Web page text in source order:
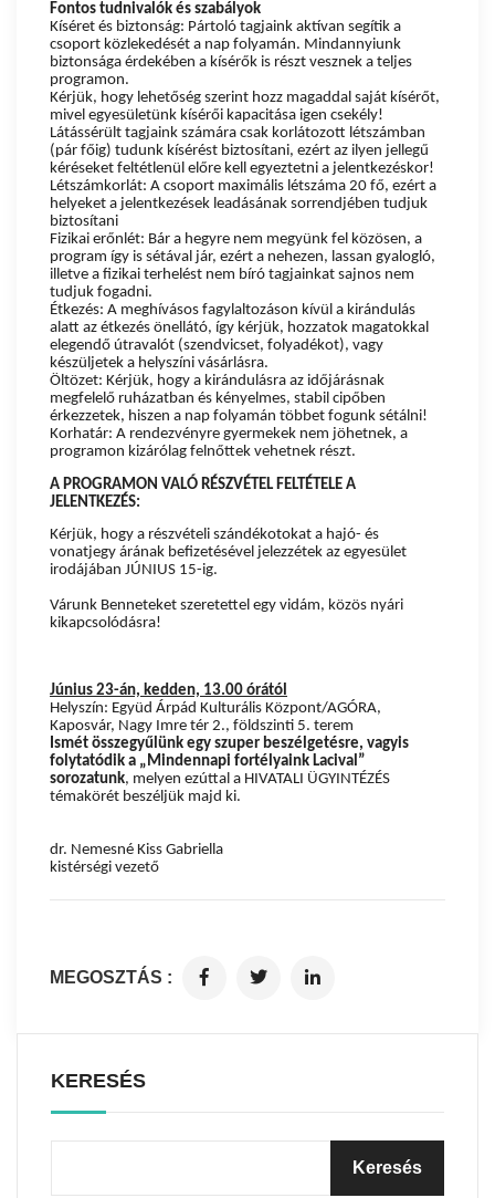
Fontos tudnivalók és szabályok
Kíséret és biztonság: Pártoló tagjaink aktívan segítik a
csoport közlekedését a nap folyamán. Mindannyiunk
biztonsága érdekében a kísérők is részt vesznek a teljes
programon.
Kérjük, hogy lehetőség szerint hozz magaddal saját kísérőt,
mivel egyesületünk kísérői kapacitása igen csekély!
Látássérült tagjaink számára csak korlátozott létszámban
(pár főig) tudunk kísérést biztosítani, ezért az ilyen jellegű
kéréseket feltétlenül előre kell egyeztetni a jelentkezéskor!
Létszámkorlát: A csoport maximális létszáma 20 fő, ezért a
helyeket a jelentkezések leadásának sorrendjében tudjuk
biztosítani
Fizikai erőnlét: Bár a hegyre nem megyünk fel közösen, a
program így is sétával jár, ezért a nehezen, lassan gyalogló,
illetve a fizikai terhelést nem bíró tagjainkat sajnos nem
tudjuk fogadni.
Étkezés: A meghívásos fagylaltozáson kívül a kirándulás
alatt az étkezés önellátó, így kérjük, hozzatok magatokkal
elegendő útravalót (szendvicset, folyadékot), vagy
készüljetek a helyszíni vásárlásra.
Öltözet: Kérjük, hogy a kirándulásra az időjárásnak
megfelelő ruházatban és kényelmes, stabil cipőben
érkezzetek, hiszen a nap folyamán többet fogunk sétálni!
Korhatár: A rendezvényre gyermekek nem jöhetnek, a
programon kizárólag felnőttek vehetnek részt.
A PROGRAMON VALÓ RÉSZVÉTEL FELTÉTELE A
JELENTKEZÉS:
Kérjük, hogy a részvételi szándékotokat a hajó- és
vonatjegy árának befizetésével jelezzétek az egyesület
irodájában JÚNIUS 15-ig.
Várunk Benneteket szeretettel egy vidám, közös nyári
kikapcsolódásra!
Június 23-án, kedden, 13.00 órától
Helyszín: Együd Árpád Kulturális Központ/AGÓRA,
Kaposvár, Nagy Imre tér 2., földszinti 5. terem
Ismét összegyűlünk egy szuper beszélgetésre, vagyis
folytatódik a „Mindennapi fortélyaink Lacival”
sorozatunk, melyen ezúttal a HIVATALI ÜGYINTÉZÉS
témakörét beszéljük majd ki.
dr. Nemesné Kiss Gabriella
kistérségi vezető
MEGOSZTÁS :
KERESÉS